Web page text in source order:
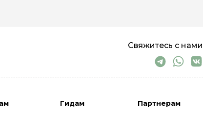
Свяжитесь с нами
Гидам
Партнерам